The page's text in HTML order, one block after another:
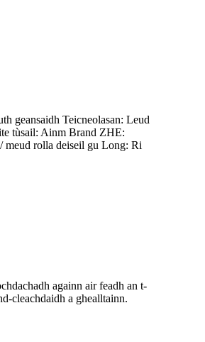
geansaidh Teicneolasan: Leud
tùsail: Ainm Brand ZHE:
meud rolla deiseil gu Long: Ri
againn air feadh an t-
cleachdaidh a ghealltainn.